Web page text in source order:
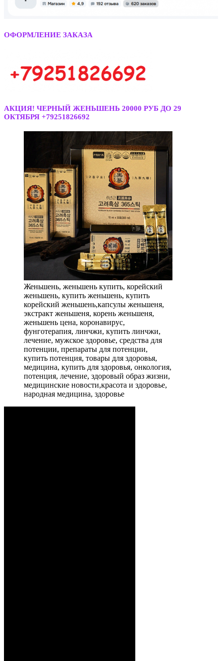
ОФОРМЛЕНИЕ ЗАКАЗА
АКЦИЯ! ЧЕРНЫЙ ЖЕНЬШЕНЬ 20000 РУБ ДО 29
ОКТЯБРЯ +79251826692
Женьшень, женьшень купить, корейский
женьшень, купить женьшень, купить
корейский женьшень,капсулы женьшеня,
экстракт женьшеня, корень женьшеня,
женьшень цена, коронавирус,
фунготерапия, линчжи, купить линчжи,
лечение, мужское здоровье, средства для
потенции, препараты для потенции,
купить потенция, товары для здоровья,
медицина, купить для здоровья, онкология,
потенция, лечение, здоровый образ жизни,
медицинские новости,красота и здоровье,
народная медицина, здоровье